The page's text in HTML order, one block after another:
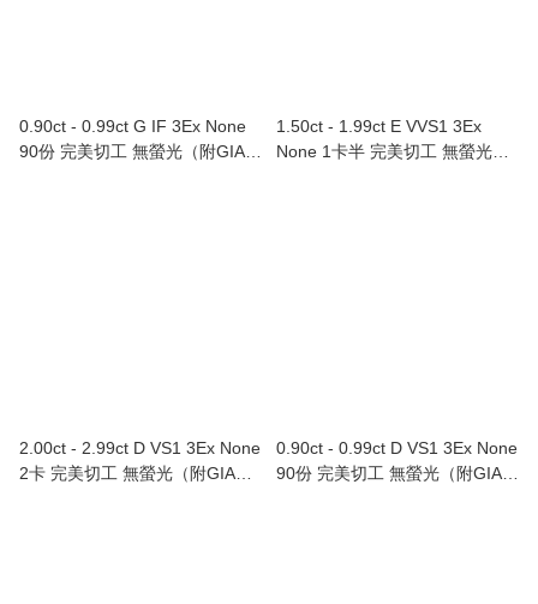
0.90ct - 0.99ct G IF 3Ex None
90份 完美切工 無螢光（附GIA證
1.50ct - 1.99ct E VVS1 3Ex
None 1卡半 完美切工 無螢光
2.00ct - 2.99ct D VS1 3Ex None
2卡 完美切工 無螢光（附GIA證
0.90ct - 0.99ct D VS1 3Ex None
90份 完美切工 無螢光（附GIA證